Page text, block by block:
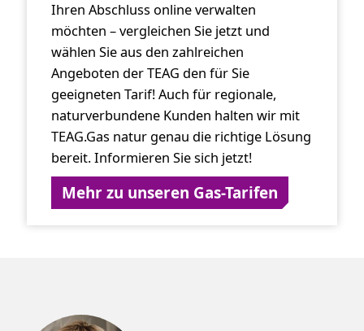
Ihren Abschluss online verwalten
möchten – vergleichen Sie jetzt und
wählen Sie aus den zahlreichen
Angeboten der TEAG den für Sie
geeigneten Tarif! Auch für regionale,
naturverbundene Kunden halten wir mit
TEAG.Gas natur genau die richtige Lösung
bereit. Informieren Sie sich jetzt!
Mehr zu unseren Gas-Tarifen